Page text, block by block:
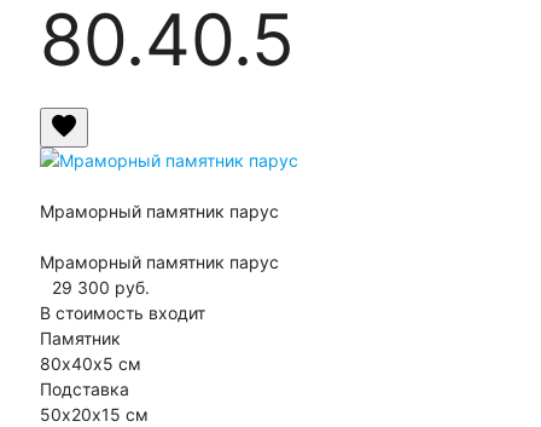
80.40.5
favorite
Мраморный памятник парус
Мраморный памятник парус
29 300 руб.
В стоимость входит
Памятник
80х40х5 см
Подставка
50х20х15 см